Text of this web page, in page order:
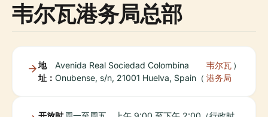
韦尔瓦港务局总部
地
址：
Avenida Real Sociedad Colombina
Onubense, s/n, 21001 Huelva, Spain（
韦尔瓦
港务局
）